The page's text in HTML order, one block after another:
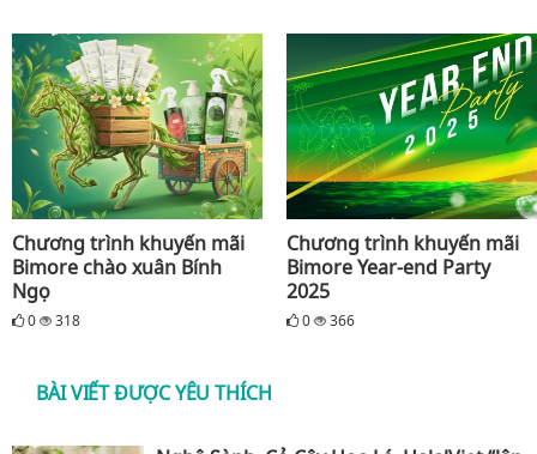
Chương trình khuyến mãi
Bimore chào xuân Bính
Ngọ
0 318
Chương trình khuyến mãi
Bimore Year-end Party
2025
0 366
BÀI VIẾT ĐƯỢC YÊU THÍCH